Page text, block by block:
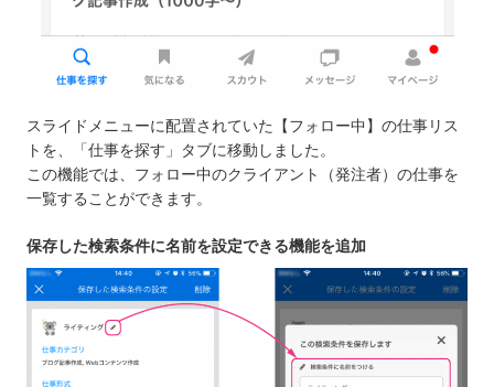
スライドメニューに配置されていた【フォロー中】の仕事リス
トを、「仕事を探す」タブに移動しました。
この機能では、フォロー中のクライアント（発注者）の仕事を
一覧することができます。
保存した検索条件に名前を設定できる機能を追加